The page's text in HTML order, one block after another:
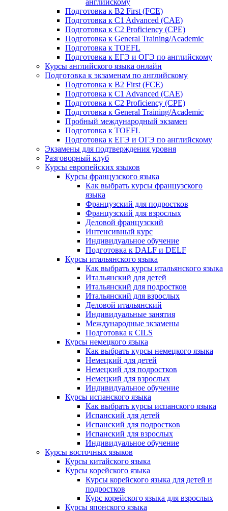
Подготовка к B2 First (FCE)
Подготовка к C1 Advanced (CAE)
Подготовка к C2 Proficiency (CPE)
Подготовка к General Training/Academic
Подготовка к TOEFL
Подготовка к ЕГЭ и ОГЭ по английскому
Курсы английского языка онлайн
Подготовка к экзаменам по английскому
Подготовка к B2 First (FCE)
Подготовка к C1 Advanced (CAE)
Подготовка к C2 Proficiency (CPE)
Подготовка к General Training/Academic
Пробный международный экзамен
Подготовка к TOEFL
Подготовка к ЕГЭ и ОГЭ по английскому
Экзамены для подтверждения уровня
Разговорный клуб
Курсы европейских языков
Курсы французского языка
Как выбрать курсы французского
языка
Французский для подростков
Французский для взрослых
Деловой французский
Интенсивный курс
Индивидуальное обучение
Подготовка к DALF и DELF
Курсы итальянского языка
Как выбрать курсы итальянского языка
Итальянский для детей
Итальянский для подростков
Итальянский для взрослых
Деловой итальянский
Индивидуальные занятия
Международные экзамены
Подготовка к CILS
Курсы немецкого языка
Как выбрать курсы немецкого языка
Немецкий для детей
Немецкий для подростков
Немецкий для взрослых
Индивидуальное обучение
Курсы испанского языка
Как выбрать курсы испанского языка
Испанский для детей
Испанский для подростков
Испанский для взрослых
Индивидуальное обучение
Курсы восточных языков
Курсы китайского языка
Курсы корейского языка
Курсы корейского языка для детей и
подростков
Курс корейского языка для взрослых
Курсы японского языка